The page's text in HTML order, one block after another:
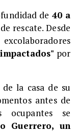
de 40 a
rescate. Desde
por
la casa de su
antes de
ocupantes se
Guerrero, un